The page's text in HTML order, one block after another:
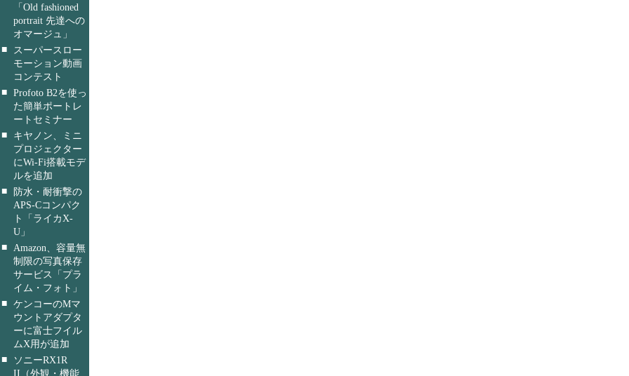
「Old fashioned
portrait 先達への
オマージュ」
■
スーパースロー
モーション動画
コンテスト
■ Profoto B2を使っ
た簡単ポートレ
ートセミナー
■
キヤノン、ミニ
プロジェクター
にWi-Fi搭載モデ
ルを追加
■
防水・耐衝撃の
APS-Cコンパク
ト「ライカX-
U」
■
Amazon、容量無
制限の写真保存
サービス「プラ
イム・フォト」
■ ケンコーのMマ
ウントアダプタ
ーに富士フイル
ムX用が追加
■
ソニーRX1R
II（外観・機能